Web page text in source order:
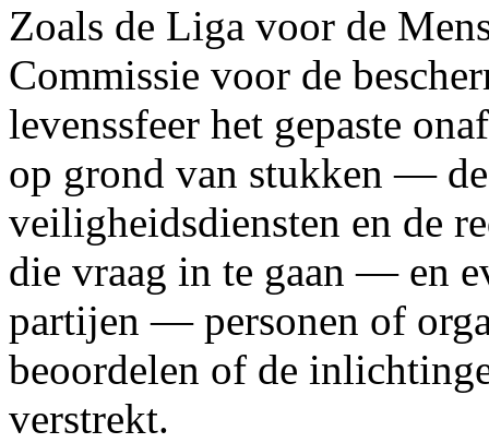
Zoals de Liga voor de
Commissie voor de
levenssfeer het gepaste
op grond van stukken —
veiligheidsdiensten en de
die vraag in te gaan — en
partijen — personen of
beoordelen of de
verstrekt.